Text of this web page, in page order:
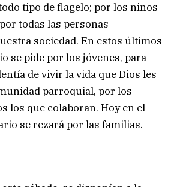
tipo de flagelo; por los niños
todas las personas
sociedad. En estos últimos
se pide por los jóvenes, para
de vivir la vida que Dios les
parroquial, por los
los que colaboran. Hoy en el
se rezará por las familias.